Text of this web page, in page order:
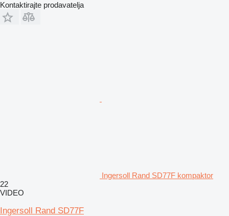
Kontaktirajte prodavatelja
Ingersoll Rand SD77F kompaktor
22
VIDEO
Ingersoll Rand SD77F